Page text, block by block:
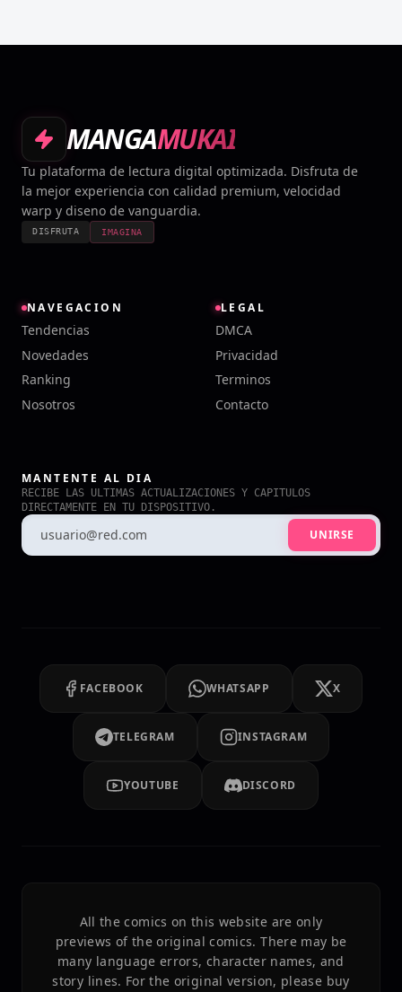
MANGAMUKAI
Tu plataforma de lectura digital optimizada. Disfruta de
la mejor experiencia con calidad premium, velocidad
warp y diseno de vanguardia.
DISFRUTA IMAGINA
NAVEGACION
Tendencias
Novedades
Ranking
Nosotros
LEGAL
DMCA
Privacidad
Terminos
Contacto
MANTENTE AL DIA
RECIBE LAS ULTIMAS ACTUALIZACIONES Y CAPITULOS
DIRECTAMENTE EN TU DISPOSITIVO.
UNIRSE
FACEBOOK WHATSAPP X
TELEGRAM INSTAGRAM
YOUTUBE DISCORD
All the comics on this website are only
previews of the original comics. There may be
many language errors, character names, and
story lines. For the original version, please buy